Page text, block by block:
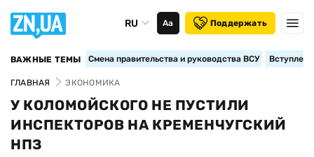
RU Аа Поддержать
ВАЖНЫЕ ТЕМЫ Смена правительства и руководства ВСУ
ГЛАВНАЯ ЭКОНОМИКА
У КОЛОМОЙСКОГО НЕ ПУСТИЛИ
ИНСПЕКТОРОВ НА КРЕМЕНЧУГСКИЙ
НПЗ